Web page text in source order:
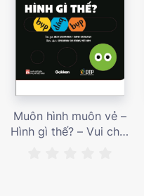
Muôn hình muôn vẻ –
Hình gì thế? – Vui chơi